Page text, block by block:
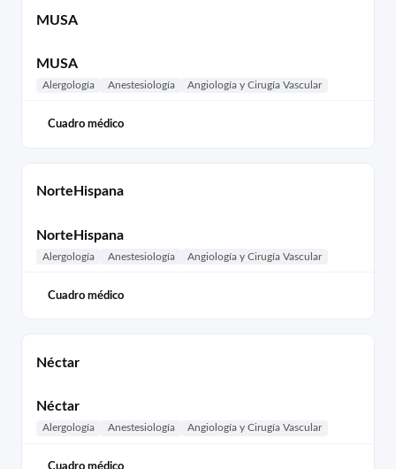
MUSA
MUSA
Alergología Anestesiología Angiología y Cirugía Vascular
Cuadro médico
NorteHispana
NorteHispana
Alergología Anestesiología Angiología y Cirugía Vascular
Cuadro médico
Néctar
Néctar
Alergología Anestesiología Angiología y Cirugía Vascular
Cuadro médico